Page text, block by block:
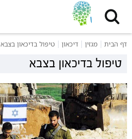
דף הבית מגזין דיכאון טיפול בדיכאון בצבא
טיפול בדיכאון בצבא